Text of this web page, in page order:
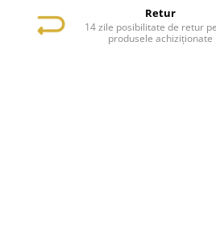
Retur
14 zile posibilitate de retur
produsele achiziționate